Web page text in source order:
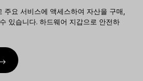
주요 서비스에 액세스하여 자산을 구매,
있습니다. 하드웨어 지갑으로 안전하